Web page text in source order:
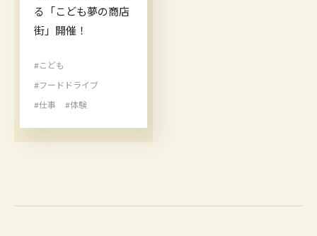
る「こども夢の商店
街」開催！
#こども
#フードドライブ
#仕事
#体験